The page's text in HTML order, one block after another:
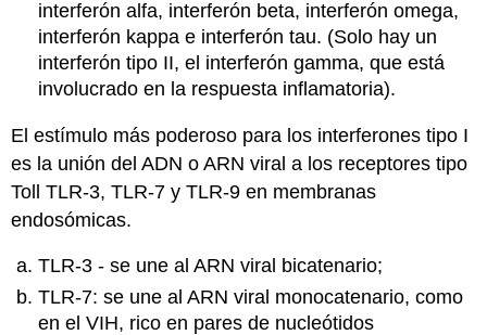
interferón alfa, interferón beta, interferón omega,
interferón kappa e interferón tau. (Solo hay un
interferón tipo II, el interferón gamma, que está
involucrado en la respuesta inflamatoria).
El estímulo más poderoso para los interferones tipo I
es la unión del ADN o ARN viral a los receptores tipo
Toll TLR-3, TLR-7 y TLR-9 en membranas
endosómicas.
TLR-3 - se une al ARN viral bicatenario;
TLR-7: se une al ARN viral monocatenario, como
en el VIH, rico en pares de nucleótidos